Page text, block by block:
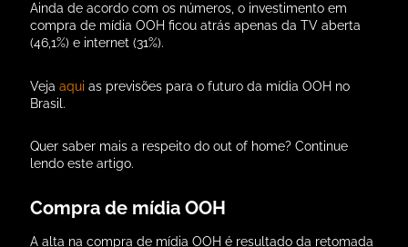
Ainda de acordo com os números, o investimento em
compra de mídia OOH ficou atrás apenas da TV aberta
(46,1%) e internet (31%).
Vejaaqui as previsões para o futuro da mídia OOH no
Brasil.
Quer saber mais a respeito do out of home? Continue
lendo este artigo.
Compra de mídia OOH
A alta na compra de mídia OOH é resultado da retomada